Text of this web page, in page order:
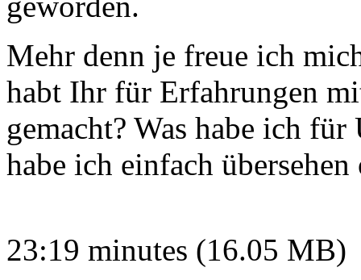
Mehr denn je freue ich
habt Ihr für Erfahrungen
gemacht? Was habe ich
habe ich einfach
23:19 minutes (16.05 MB)